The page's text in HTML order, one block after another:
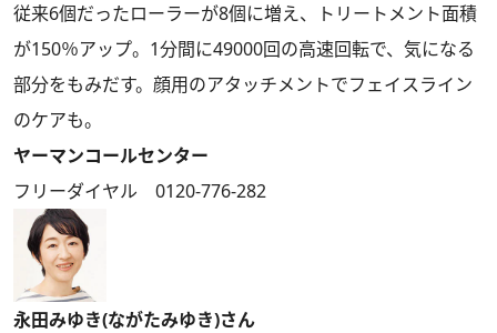
従来6個だったローラーが8個に増え、トリートメント面積
が150％アップ。1分間に49000回の高速回転で、気になる
部分をもみだす。顔用のアタッチメントでフェイスライン
のケアも。
ヤーマンコールセンター
フリーダイヤル 0120-776-282
永田みゆき(ながたみゆき)さん